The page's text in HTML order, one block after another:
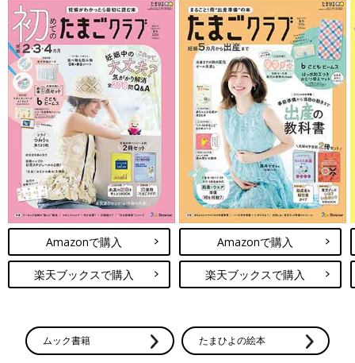
Amazonで購入
楽天ブックスで購入
Amazonで購入
楽天ブックスで購入
ムック書籍 たまひよの絵本